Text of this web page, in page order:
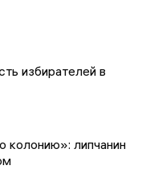
избирателей в
колонию»: липчанин